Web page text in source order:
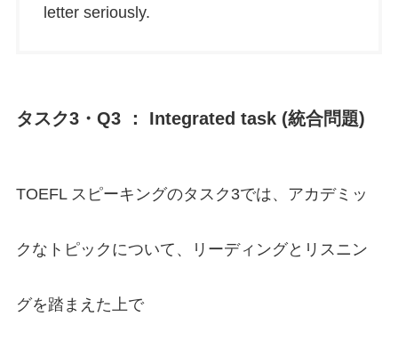
letter seriously.
タスク3・Q3 ： Integrated task (統合問題)
TOEFL スピーキングのタスク3では、アカデミッ
クなトピックについて、リーディングとリスニン
グを踏まえた上で